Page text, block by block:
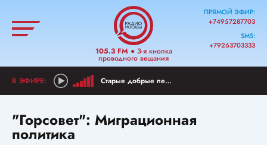
105.3 FM● 3-я кнопка
проводного вещания
ПРЯМОЙ ЭФИР:
+74957287703
SMS:
+79263703333
Старые добрые песни
"Горсовет": Миграционная
политика